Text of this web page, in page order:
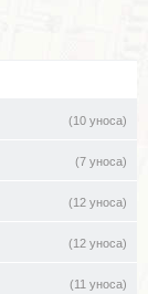
(10 уноса)
(7 уноса)
(12 уноса)
(12 уноса)
(11 уноса)